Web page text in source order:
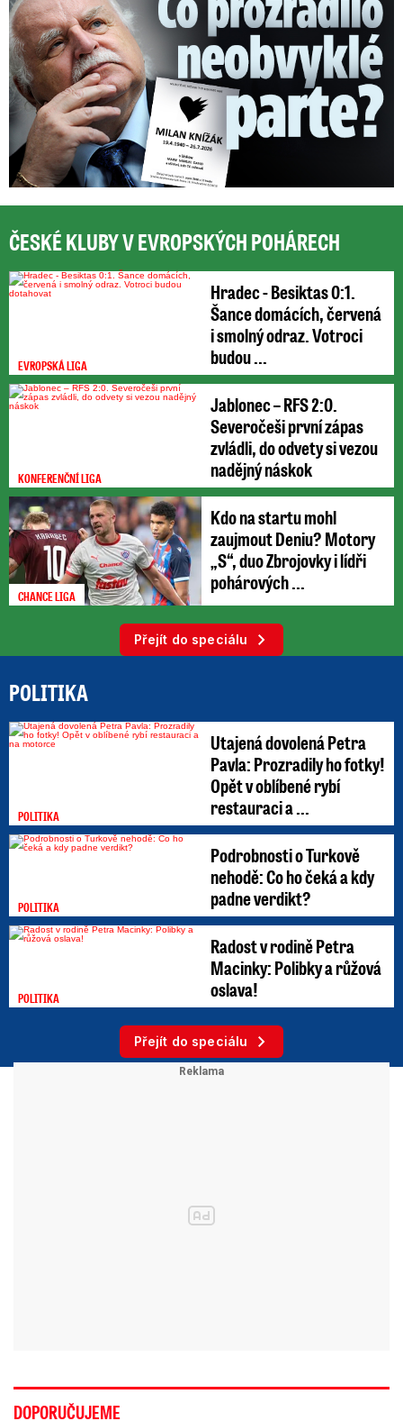
ČESKÉ KLUBY V EVROPSKÝCH POHÁRECH
EVROPSKÁ LIGA
Hradec - Besiktas 0:1.
Šance domácích, červená
i smolný odraz. Votroci
budou ...
KONFERENČNÍ LIGA
Jablonec – RFS 2:0.
Severočeši první zápas
zvládli, do odvety si vezou
nadějný náskok
CHANCE LIGA
Kdo na startu mohl
zaujmout Deniu? Motory
„S“, duo Zbrojovky i lídři
pohárových ...
Přejít do speciálu
POLITIKA
POLITIKA
Utajená dovolená Petra
Pavla: Prozradily ho fotky!
Opět v oblíbené rybí
restauraci a ...
POLITIKA
Podrobnosti o Turkově
nehodě: Co ho čeká a kdy
padne verdikt?
POLITIKA
Radost v rodině Petra
Macinky: Polibky a růžová
oslava!
Přejít do speciálu
DOPORUČUJEME